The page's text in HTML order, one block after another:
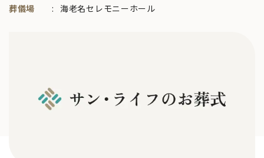
葬儀場
海老名セレモニーホール